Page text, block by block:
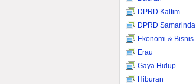
DPRD Kaltim
DPRD Samarinda
Ekonomi & Bisnis
Erau
Gaya Hidup
Hiburan